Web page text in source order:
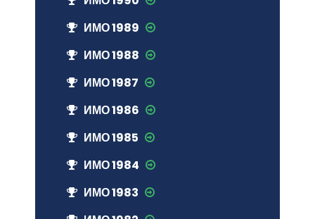
ИМО 1989
ИМО 1988
ИМО 1987
ИМО 1986
ИМО 1985
ИМО 1984
ИМО 1983